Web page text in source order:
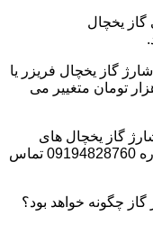
گاز یخچال
گاز یخچال فریزر یا
بای ساید سامسونگ بین 500 تا 800 هزار تومان متغییر می
گاز یخچال های
سامسونگ با نمایندگی مجاز قزوین به شماره 09194828760 تماس
چگونه خواهد بود؟